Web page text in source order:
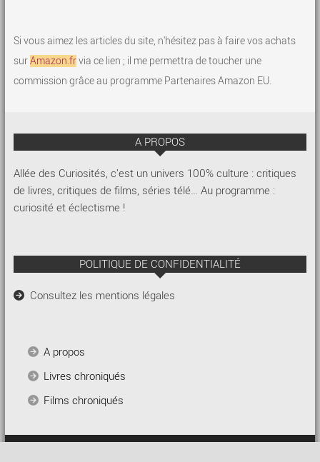
Si vous aimez les articles du site, n'hésitez pas à faire vos achats
surAmazon.frvia ce lien ; il me permettra de toucher une
commission grâce au programme Partenaires Amazon EU.
A PROPOS
Allée des Curiosités, c’est un univers 100% culture : critiques
de livres, critiques de films, séries télé… Au programme :
curiosité et éclectisme !
POLITIQUE DE CONFIDENTIALITÉ
Consultez les mentions légales
A propos
Livres chroniqués
Films chroniqués